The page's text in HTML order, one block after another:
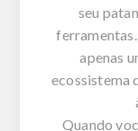
seu
apenas
ecossistema
Quando